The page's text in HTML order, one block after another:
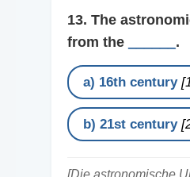
13. The
from the
.
a) 16th century
b) 21st century
[Die astronomische